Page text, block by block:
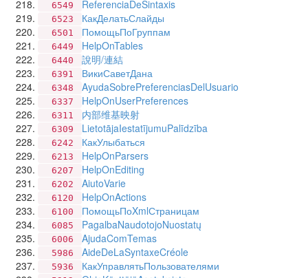
6549 ReferenciaDeSintaxis
6523 КакДелатьСлайды
6501 ПомощьПоГруппам
6449 HelpOnTables
6440 說明/連結
6391 ВикиСаветДана
6348 AyudaSobrePreferenciasDelUsuario
6337 HelpOnUserPreferences
6311 内部维基映射
6309 LietotājaIestatījumuPalīdzība
6242 КакУлыбаться
6213 HelpOnParsers
6207 HelpOnEditing
6202 AiutoVarie
6120 HelpOnActions
6100 ПомощьПоXmlСтраницам
6085 PagalbaNaudotojoNuostatų
6006 AjudaComTemas
5986 AideDeLaSyntaxeCréole
5936 КакУправлятьПользователями